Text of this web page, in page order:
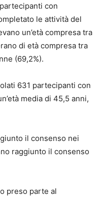
con
le attività del
un’età compresa tra
di età compresa tra
(69,2%).
631 partecipanti con
media di 45,5 anni,
il consenso nei
raggiunto il consenso
preso parte al